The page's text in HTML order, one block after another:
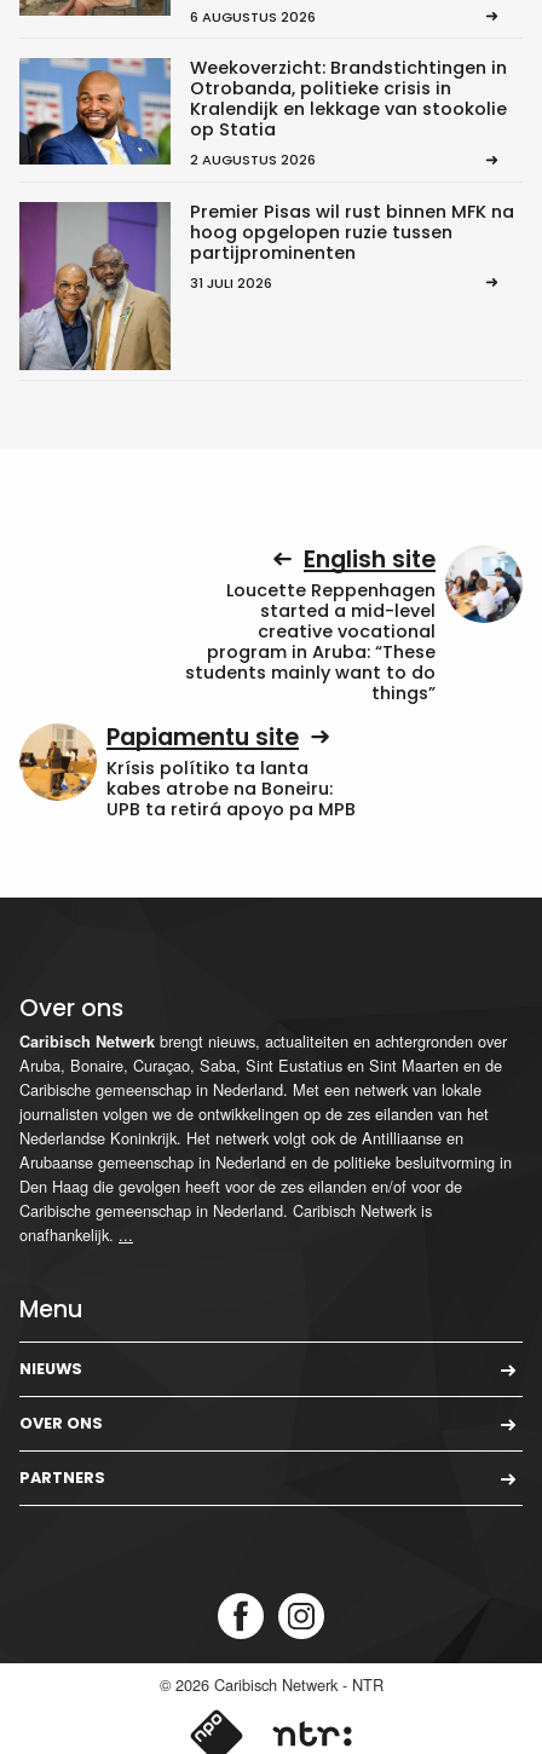
6 AUGUSTUS 2026
Weekoverzicht: Brandstichtingen in
Otrobanda, politieke crisis in
Kralendijk en lekkage van stookolie
op Statia
2 AUGUSTUS 2026
Premier Pisas wil rust binnen MFK na
hoog opgelopen ruzie tussen
partijprominenten
31 JULI 2026
English site
Loucette Reppenhagen
started a mid-level
creative vocational
program in Aruba: “These
students mainly want to do
things”
Papiamentu site
Krísis polítiko ta lanta
kabes atrobe na Boneiru:
UPB ta retirá apoyo pa MPB
Over ons
Caribisch Netwerk brengt nieuws, actualiteiten en achtergronden over
Aruba, Bonaire, Curaçao, Saba, Sint Eustatius en Sint Maarten en de
Caribische gemeenschap in Nederland. Met een netwerk van lokale
journalisten volgen we de ontwikkelingen op de zes eilanden van het
Nederlandse Koninkrijk. Het netwerk volgt ook de Antilliaanse en
Arubaanse gemeenschap in Nederland en de politieke besluitvorming in
Den Haag die gevolgen heeft voor de zes eilanden en/of voor de
Caribische gemeenschap in Nederland. Caribisch Netwerk is
onafhankelijk. ...
Menu
NIEUWS
OVER ONS
PARTNERS
© 2026 Caribisch Netwerk - NTR